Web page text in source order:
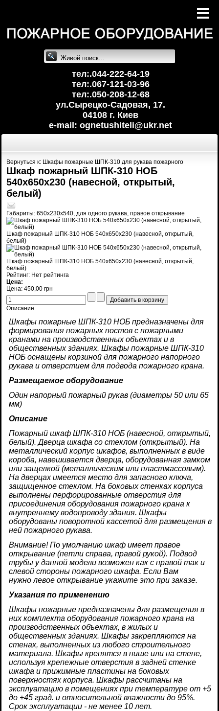
тел:.044-222-64-19
тел:.067-121-03-96
тел:.050-208-12-68
ул.Сырецко-Cадовая, 17.
04108 г. Киев
e-mail: ognetushiteli@ukr.net
Вернуться к: Шкафы пожарные ШПК-310 для рукава пожарного
Шкаф пожарный ШПК-310 НОБ
540х650х230 (навесной, открытый,
белый)
Габариты: 650х230х540, для одного рукава, правое открывание
Шкаф пожарный ШПК-310 НОБ 540х650х230 (навесной, открытый,
белый)
Шкаф пожарный ШПК-310 НОБ 540х650х230 (навесной, открытый,
белый)
Рейтинг: Нет рейтинга
Цена:
Цена: 450,00 грн
Описание
Шкафы пожарные ШПК-310 НОБ предназначены для
формирования пожарных постов с пожарными
кранами на производственных объектах и в
общественных зданиях. Шкафы пожарные ШПК-310
НОБ оснащены корзиной для пожарного напорного
рукава и отверстием для подвода пожарного крана.
Размещаемое оборудование
Один напорный пожарный рукав (диаметры 50 или 65
мм)
Описание
Пожарный шкаф ШПК-310 НОБ (навесной, открытый,
белый). Дверца шкафа со стеклом (открытый). На
металлический корпус шкафов, выполненных в виде
короба, навешивается дверца, оборудованная замком
или защелкой (металлическим или пластмассовым).
На дверцах имеется место для запасного ключа,
защищенное стеклом. На боковых стенках корпуса
выполнены перфорированные отверстия для
присоединения оборудования пожарного крана к
внутреннему водопроводу здания. Шкафы
оборудованы поворотной кассетой для размещения в
ней пожарного рукава.
Внимание! По умолчанию шкаф имеет правое
открывание (петли справа, правой рукой). Подвод
трубы у данной модели возможен как с правой так и
слевой стороны пожарного шкафа. Если Вам
нужно левое открывание укажите это при заказе.
Указания по применению
Шкафы пожарные предназначены для размещения в
них комплекта оборудования пожарного крана на
производственных объектах, в жилых и
общественных зданиях. Шкафы закрепляются на
стенах, выполненных из любого строительного
материала. Шкафы крепятся в нише или на стене,
используя крепежные отверстия в задней стенке
шкафа и прижимные пластины на боковых
поверхностях корпуса. Шкафы рассчитаны на
эксплуатацию в помещениях при температуре от +5
до +45 град. и относительной влажности до 95%.
Срок эксплуатации - не менее 10 лет.